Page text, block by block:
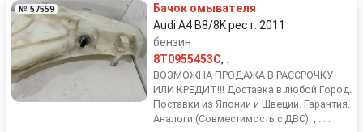
№ 57559
Бачок омывателя
Audi A4 B8/8K рест. 2011
бензин
8T0955453C, .
ВОЗМОЖНА ПРОДАЖА В РАССРОЧКУ
ИЛИ КРЕДИТ!!! Доставка в любой Город.
Поставки из Японии и Швеции. Гарантия.
Аналоги (Совместимость с ДВС): , . . .